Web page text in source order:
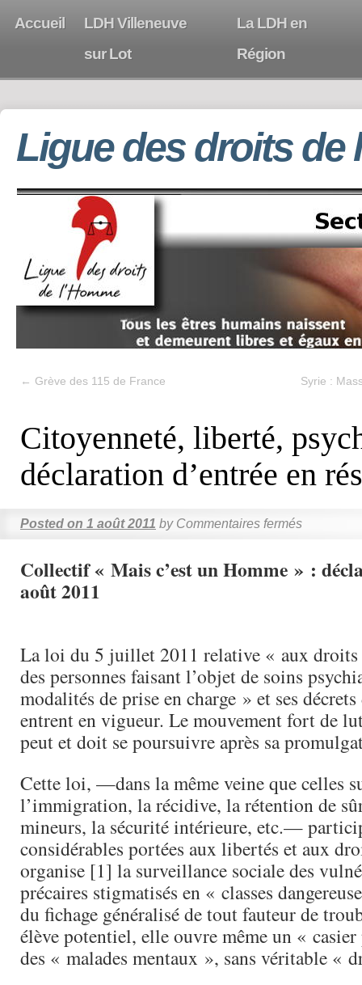
Accueil
LDH Villeneuve
sur Lot
La LDH en
Région
Ligue des droits de
← Grève des 115 de France Syrie :
Citoyenneté, liberté,
déclaration d’entrée en
Posted on 1 août 2011 by Commentaires fermés
Collectif « Mais c’est un Homme » :
août 2011
La loi du 5 juillet 2011 relative « aux droits
des personnes faisant l’objet de soins
modalités de prise en charge » et ses
entrent en vigueur. Le mouvement fort de
peut et doit se poursuivre après sa
Cette loi, —dans la même veine que celles
l’immigration, la récidive, la rétention de
mineurs, la sécurité intérieure, etc.—
considérables portées aux libertés et aux
organise [1] la surveillance sociale des
précaires stigmatisés en « classes
du fichage généralisé de tout fauteur de
élève potentiel, elle ouvre même un «
des « malades mentaux », sans véritable «